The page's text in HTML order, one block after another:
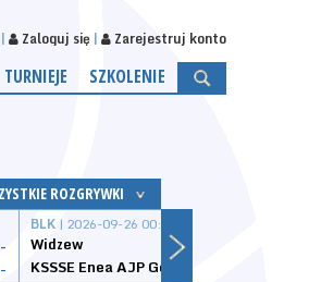
Zaloguj się Zarejestruj konto
TURNIEJE SZKOLENIE
ROZGRYWKI
BLK | 2026-09-26 00:00
Widzew